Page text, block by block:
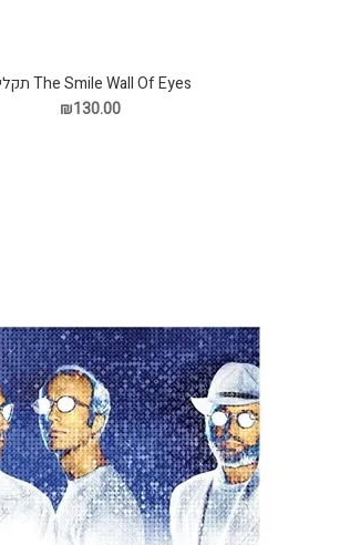
The Smile Wall Of Eyes תקליט
₪130.00